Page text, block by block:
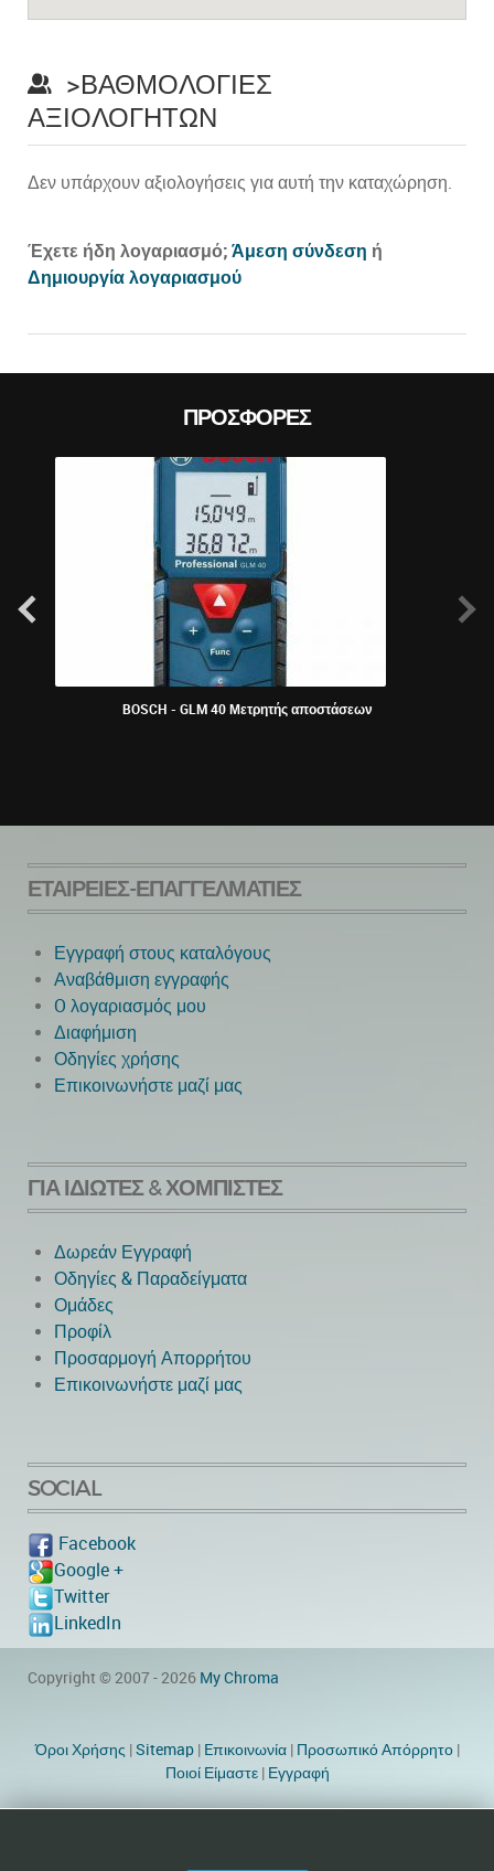
>ΒΑΘΜΟΛΟΓΊΕΣ
ΑΞΙΟΛΟΓΗΤΏΝ
Δεν υπάρχουν αξιολογήσεις για αυτή την καταχώρηση.
Έχετε ήδη λογαριασμό; Άμεση σύνδεση ή
Δημιουργία λογαριασμού
ΠΡΟΣΦΟΡΈΣ
BOSCH - GLM 40 Μετρητής αποστάσεων
Next
ΕΤΑΙΡΕΊΕΣ-ΕΠΑΓΓΕΛΜΑΤΊΕΣ
Εγγραφή στους καταλόγους
Αναβάθμιση εγγραφής
O λογαριασμός μου
Διαφήμιση
Οδηγίες χρήσης
Επικοινωνήστε μαζί μας
ΓΙΑ ΙΔΙΏΤΕΣ & ΧΟΜΠΊΣΤΕΣ
Δωρεάν Εγγραφή
Οδηγίες & Παραδείγματα
Ομάδες
Προφίλ
Προσαρμογή Απορρήτου
Επικοινωνήστε μαζί μας
SOCIAL
Facebook
Google +
Twitter
LinkedIn
Copyright © 2007 - 2026 My Chroma
Όροι Χρήσης |Sitemap| Eπικοινωνία| Προσωπικό Απόρρητο|
Ποιοί Είμαστε| Εγγραφή